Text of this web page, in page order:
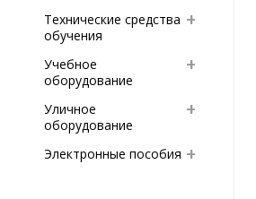
Технические средства
обучения
Учебное
оборудование
Уличное
оборудование
Электронные пособия